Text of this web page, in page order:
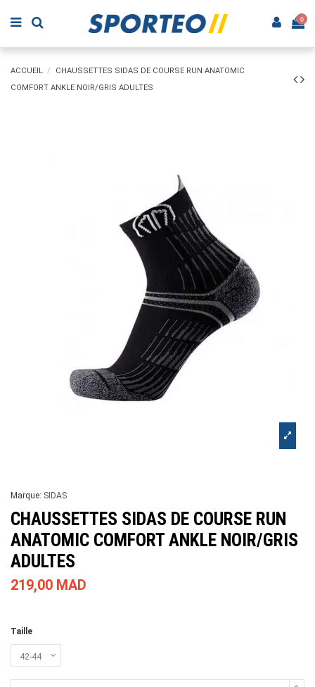
0
ACCUEIL
CHAUSSETTES SIDAS DE COURSE RUN ANATOMIC
COMFORT ANKLE NOIR/GRIS ADULTES
Marque: SIDAS
CHAUSSETTES SIDAS DE COURSE RUN
ANATOMIC COMFORT ANKLE NOIR/GRIS
ADULTES
219,00 MAD
Taille